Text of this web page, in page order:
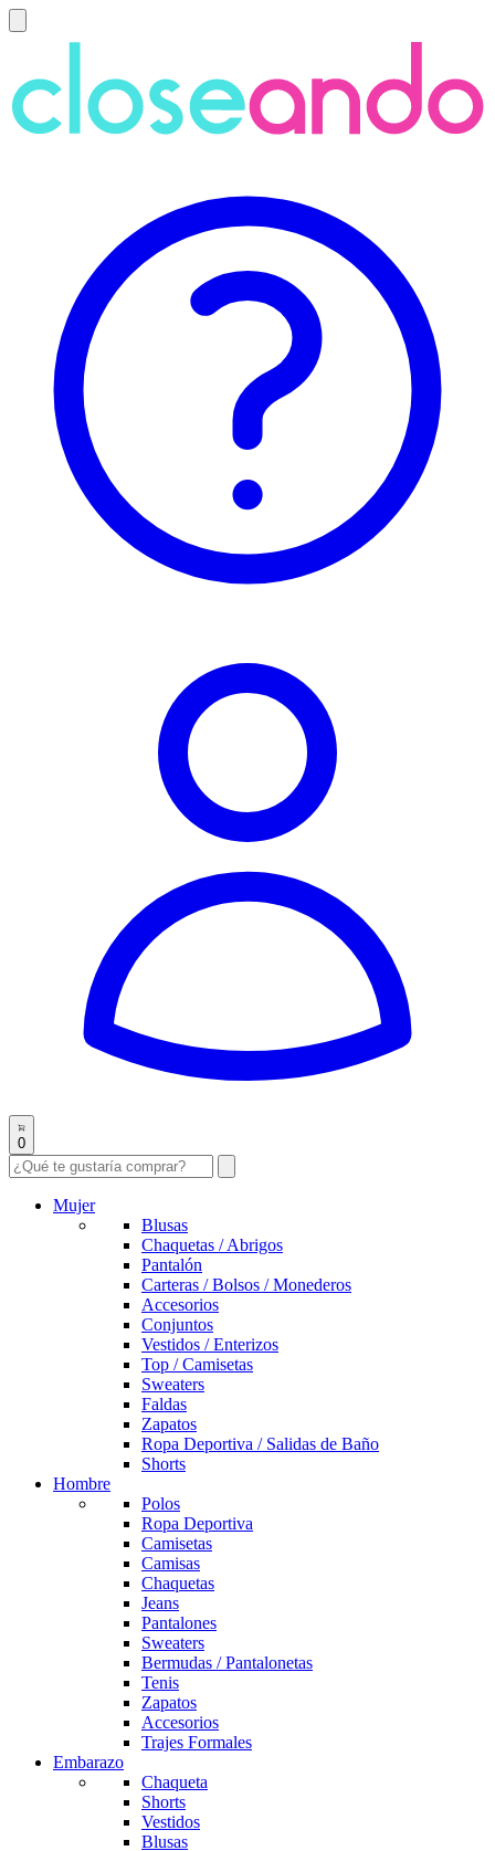
0
Mujer
Blusas
Chaquetas / Abrigos
Pantalón
Carteras / Bolsos / Monederos
Accesorios
Conjuntos
Vestidos / Enterizos
Top / Camisetas
Sweaters
Faldas
Zapatos
Ropa Deportiva / Salidas de Baño
Shorts
Hombre
Polos
Ropa Deportiva
Camisetas
Camisas
Chaquetas
Jeans
Pantalones
Sweaters
Bermudas / Pantalonetas
Tenis
Zapatos
Accesorios
Trajes Formales
Embarazo
Chaqueta
Shorts
Vestidos
Blusas